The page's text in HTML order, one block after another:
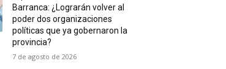
Barranca: ¿Lograrán volver al
poder dos organizaciones
políticas que ya gobernaron la
provincia?
7 de agosto de 2026